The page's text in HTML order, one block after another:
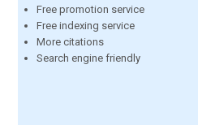
Free promotion service
Free indexing service
More citations
Search engine friendly